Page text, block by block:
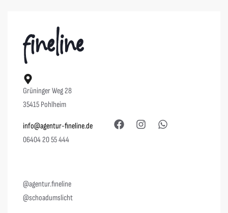
Grüninger Weg 28
35415 Pohlheim
info@agentur-fineline.de
06404 20 55 444
@agentur.fineline
@schoadumslicht